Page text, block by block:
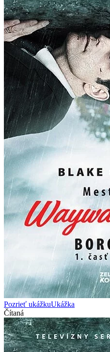
Pozrieť ukážkuUkážka
Čítaná